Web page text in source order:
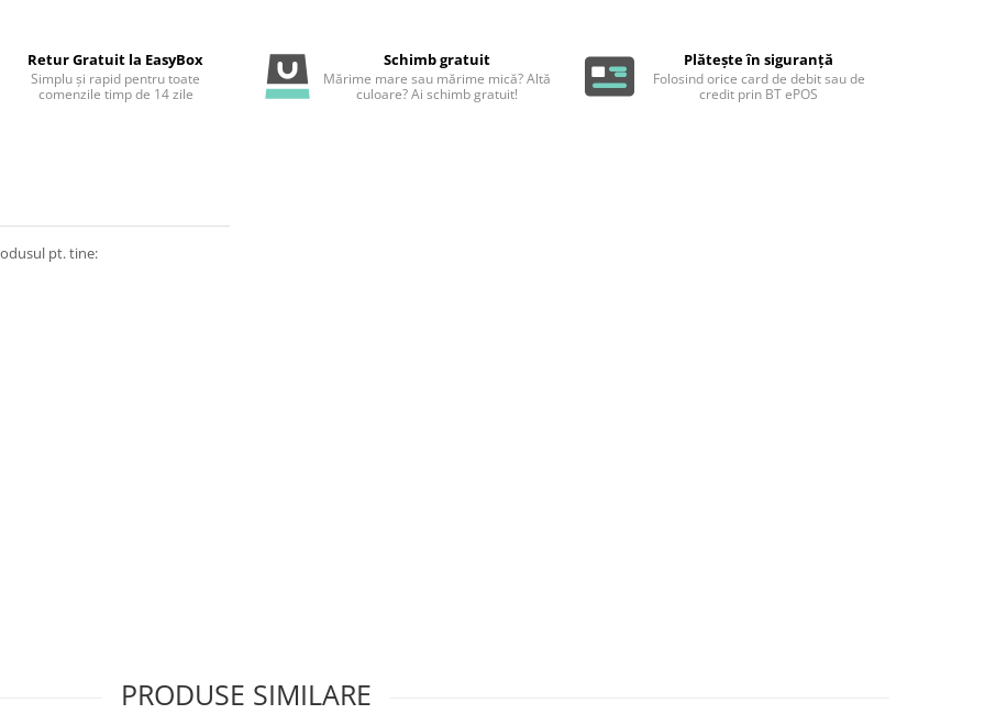
Retur Gratuit la EasyBox
Simplu și rapid pentru toate
comenzile timp de 14 zile
Schimb gratuit
Mărime mare sau mărime mică? Altă
culoare? Ai schimb gratuit!
Plătește în siguranță
Folosind orice card de debit sau de
credit prin BT ePOS
pt. tine:
PRODUSE SIMILARE